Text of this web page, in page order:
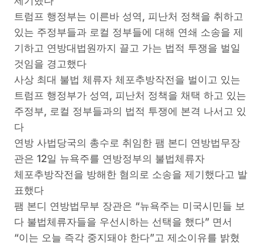
트럼프 행정부는 이른바 성역, 피난처 정책을 취하고
있는 주정부들과 로컬 정부들에 대해 연쇄 소송을 제
기하고 연방대법원까지 끌고 가는 법적 투쟁을 벌일
것임을 경고했다
사상 최대 불법 체류자 체포추방작전을 벌이고 있는
트럼프 행정부가 성역, 피난처 정책을 채택 하고 있는
주정부, 로컬 정부들과의 법적 투쟁에 본격 나서고 있
다
연방 사법당국의 총수로 취임한 팸 본디 연방법무장
관은 12일 뉴욕주를 연방정부의 불법체류자
체포추방작전을 방해한 혐의로 소송을 제기했다고 발
표했다
팸 본디 연방법무부 장관은 “뉴욕주는 미국시민들 보
다 불법체류자들을 우선시하는 선택을 했다” 면서
“이는 오늘 즉각 중지돼야 한다”고 제소이유를 밝혔